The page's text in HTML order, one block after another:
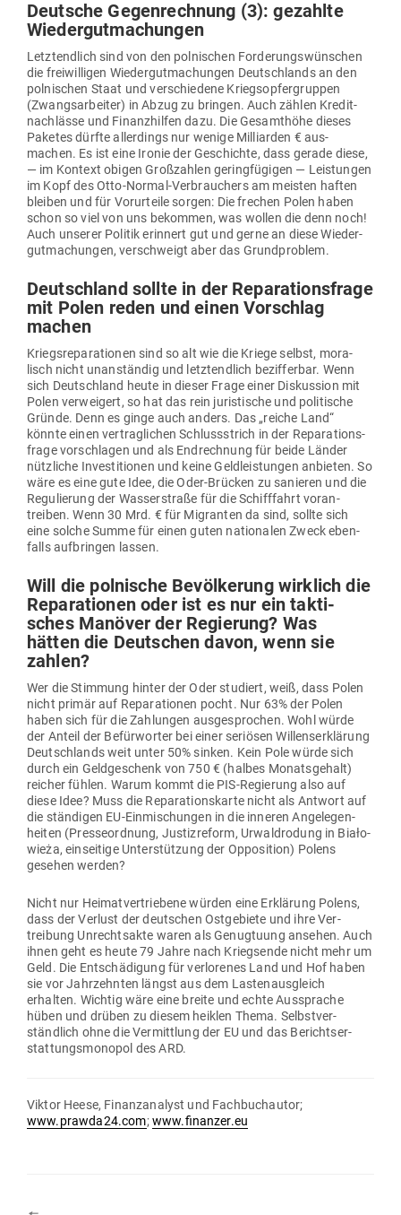
Deutsche Gegen­rechnung (3): gezahlte
Wiedergutmachungen
Letzt­endlich sind von den pol­ni­schen For­de­rungs­wün­schen
die frei­wil­ligen Wie­der­gut­ma­chungen Deutsch­lands an den
pol­ni­schen Staat und ver­schiedene Kriegs­op­fer­gruppen
(Zwangs­ar­beiter) in Abzug zu bringen. Auch zählen Kre­dit­
nach­lässe und Finanz­hilfen dazu. Die Gesamthöhe dieses
Paketes dürfte aller­dings nur wenige Mil­li­arden € aus­
machen. Es ist eine Ironie der Geschichte, dass gerade diese,
— im Kontext obigen Groß­zahlen gering­fü­gigen — Leis­tungen
im Kopf des Otto-Normal-Ver­brau­chers am meisten haften
bleiben und für Vor­ur­teile sorgen: Die frechen Polen haben
schon so viel von uns bekommen, was wollen die denn noch!
Auch unserer Politik erinnert gut und gerne an diese Wie­der­
gut­ma­chungen, ver­schweigt aber das Grundproblem.
Deutschland sollte in der Repa­ra­ti­ons­frage
mit Polen reden und einen Vor­schlag
machen
Kriegs­re­pa­ra­tionen sind so alt wie die Kriege selbst, mora­
lisch nicht unan­ständig und letzt­endlich bezif­ferbar. Wenn
sich Deutschland heute in dieser Frage einer Dis­kussion mit
Polen ver­weigert, so hat das rein juris­tische und poli­tische
Gründe. Denn es ginge auch anders. Das „reiche Land“
könnte einen ver­trag­lichen Schluss­strich in der Repa­ra­ti­ons­
frage vor­schlagen und als End­rechnung für beide Länder
nütz­liche Inves­ti­tionen und keine Geld­leis­tungen anbieten. So
wäre es eine gute Idee, die Oder-Brücken zu sanieren und die
Regu­lierung der Was­ser­straße für die Schiff­fahrt vor­an­
treiben. Wenn 30 Mrd. € für Migranten da sind, sollte sich
eine solche Summe für einen guten natio­nalen Zweck eben­
falls auf­bringen lassen.
Will die pol­nische Bevöl­kerung wirklich die
Repa­ra­tionen oder ist es nur ein tak­ti­
sches Manöver der Regierung? Was
hätten die Deut­schen davon, wenn sie
zahlen?
Wer die Stimmung hinter der Oder stu­diert, weiß, dass Polen
nicht primär auf Repa­ra­tionen pocht. Nur 63% der Polen
haben sich für die Zah­lungen aus­ge­sprochen. Wohl würde
der Anteil der Befür­worter bei einer seriösen Wil­lens­er­klärung
Deutsch­lands weit unter 50% sinken. Kein Pole würde sich
durch ein Geld­ge­schenk von 750 € (halbes Monats­gehalt)
reicher fühlen. Warum kommt die PIS-Regierung also auf
diese Idee? Muss die Repa­ra­ti­ons­karte nicht als Antwort auf
die stän­digen EU-Ein­mi­schungen in die inneren Ange­le­gen­
heiten (Pres­se­ordnung, Jus­tiz­reform, Urwald­rodung in Biało­
wieża, ein­seitige Unter­stützung der Oppo­sition) Polens
gesehen werden?
Nicht nur Hei­mat­ver­triebene würden eine Erklärung Polens,
dass der Verlust der deut­schen Ost­ge­biete und ihre Ver­
treibung Unrechtsakte waren als Genug­tuung ansehen. Auch
ihnen geht es heute 79 Jahre nach Kriegsende nicht mehr um
Geld. Die Ent­schä­digung für ver­lo­renes Land und Hof haben
sie vor Jahr­zehnten längst aus dem Las­ten­aus­gleich
erhalten. Wichtig wäre eine breite und echte Aus­sprache
hüben und drüben zu diesem heiklen Thema. Selbst­ver­
ständlich ohne die Ver­mittlung der EU und das Berichts­er­
stat­tungs­mo­nopol des ARD.
Viktor Heese, Finanz­analyst und Fach­buch­autor;
www.prawda24.com;www.finanzer.eu